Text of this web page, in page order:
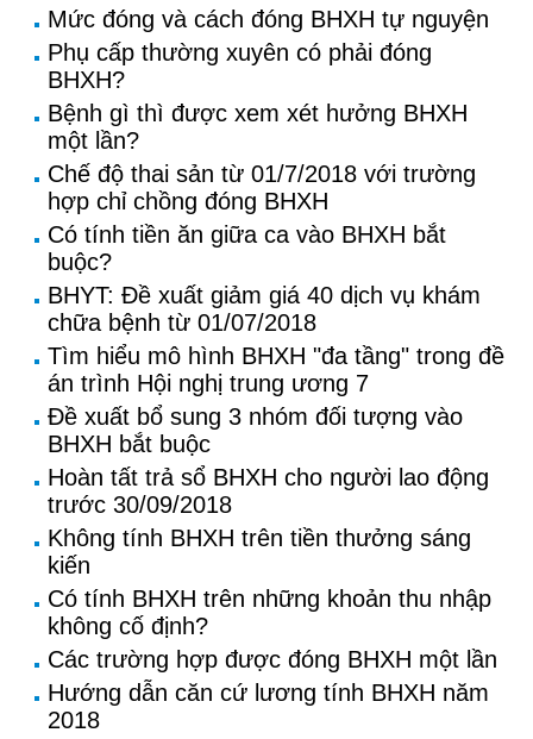
Mức đóng và cách đóng BHXH tự nguyện
Phụ cấp thường xuyên có phải đóng
BHXH?
Bệnh gì thì được xem xét hưởng BHXH
một lần?
Chế độ thai sản từ 01/7/2018 với trường
hợp chỉ chồng đóng BHXH
Có tính tiền ăn giữa ca vào BHXH bắt
buộc?
BHYT: Đề xuất giảm giá 40 dịch vụ khám
chữa bệnh từ 01/07/2018
Tìm hiểu mô hình BHXH "đa tầng" trong đề
án trình Hội nghị trung ương 7
Đề xuất bổ sung 3 nhóm đối tượng vào
BHXH bắt buộc
Hoàn tất trả sổ BHXH cho người lao động
trước 30/09/2018
Không tính BHXH trên tiền thưởng sáng
kiến
Có tính BHXH trên những khoản thu nhập
không cố định?
Các trường hợp được đóng BHXH một lần
Hướng dẫn căn cứ lương tính BHXH năm
2018